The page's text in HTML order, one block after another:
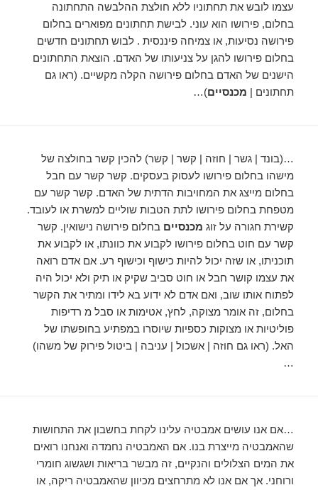
עצמו לובש את תחתוניו ללא חולצת ההלבשה התחתונה
בחלום, פירושו הוא עוני. לבישת תחתונים מפוארים בחלום
פירושה נסיעות, או צמיחה פיננסית . לבוש תחתונים חדשים
בחלום פירושו להגן על צניעותו של האדם. הוצאת התחתונים
הישנים של האדם בחלום פירושה הקלה מקשיים. (ראו גם
תחתונים | מכנסיים)…
…(בונד | גשר | חוזה | קשר | קשר) להכין קשר בחולצה של
מישהו בחלום פירושו לעסוק בעסקים. קשר קשר עם חבל
בחלום מייצג את המחויבות הדתית של האדם. קשר קשר עם
מטפחת בחלום פירושו לתת הטבות שוליים למשרת או לעובד.
קשירת חגורה על זוג מכנסיים בחלום פירושה נישואין. קשר
קשר עם חוט בחלום פירושו לקבוע את כוונתו, או לקבוע את
תוכניתו, או שזה יכול להיות כישוף וכישוף רע. אם אדם רואה
את עצמו קושר חבל או חוט סביב שקיק או תיק ולא יכול היה
לפתוח אותו שוב, ואם אדם לא ידוע בא לידו ומתיר את הקשר
בחלום, זה אומר מצוקה, לחץ, אטימות או סבל מ רדיפות
פוליטיות או מצוקות כספיות שיוסרו במפתיע בחופשתו של
האל. (ראו גם חוזה | אשכול | עניבה | ביטול פירוק של משהו)
…
…אם אנו עושים אמבטיה עלינו לקחת בחשבון את התחושות
שהאמבטיה מייצרת בנו. אם האמבטיה נחמדה ואנחנו רואים
את המים הצלולים והנקיים, זה מבשר בריאות ושגשוג חומרי
ורוחני. אך אם אנו לא מתרחצים מכיוון שהאמבטיה ריקה, או